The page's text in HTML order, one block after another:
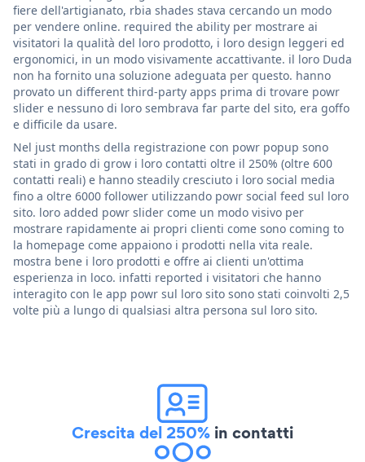
fiere dell'artigianato, rbia shades stava cercando un modo
per vendere online. required the ability per mostrare ai
visitatori la qualità del loro prodotto, i loro design leggeri ed
ergonomici, in un modo visivamente accattivante. il loro Duda
non ha fornito una soluzione adeguata per questo. hanno
provato un different third-party apps prima di trovare powr
slider e nessuno di loro sembrava far parte del sito, era goffo
e difficile da usare.
Nel just months della registrazione con powr popup sono
stati in grado di grow i loro contatti oltre il 250% (oltre 600
contatti reali) e hanno steadily cresciuto i loro social media
fino a oltre 6000 follower utilizzando powr social feed sul loro
sito. loro added powr slider come un modo visivo per
mostrare rapidamente ai propri clienti come sono coming to
la homepage come appaiono i prodotti nella vita reale.
mostra bene i loro prodotti e offre ai clienti un'ottima
esperienza in loco. infatti reported i visitatori che hanno
interagito con le app powr sul loro sito sono stati coinvolti 2,5
volte più a lungo di qualsiasi altra persona sul loro sito.
Crescita del 250% in contatti